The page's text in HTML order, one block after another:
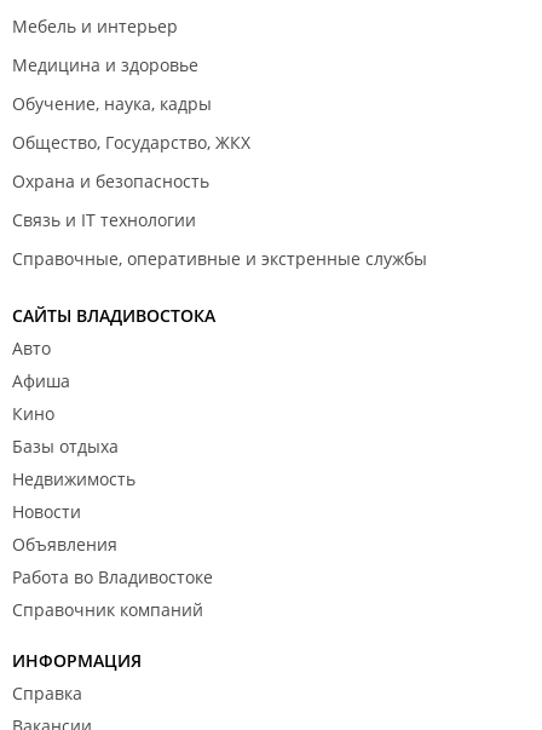
Мебель и интерьер
Медицина и здоровье
Обучение, наука, кадры
Общество, Государство, ЖКХ
Охрана и безопасность
Связь и IT технологии
Справочные, оперативные и экстренные службы
САЙТЫ ВЛАДИВОСТОКА
Авто
Афиша
Кино
Базы отдыха
Недвижимость
Новости
Объявления
Работа во Владивостоке
Справочник компаний
ИНФОРМАЦИЯ
Справка